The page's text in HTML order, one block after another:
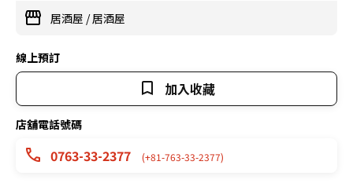
居酒屋 /居酒屋
線上預訂
加入收藏
店舖電話號碼
0763-33-2377 (+81-763-33-2377)